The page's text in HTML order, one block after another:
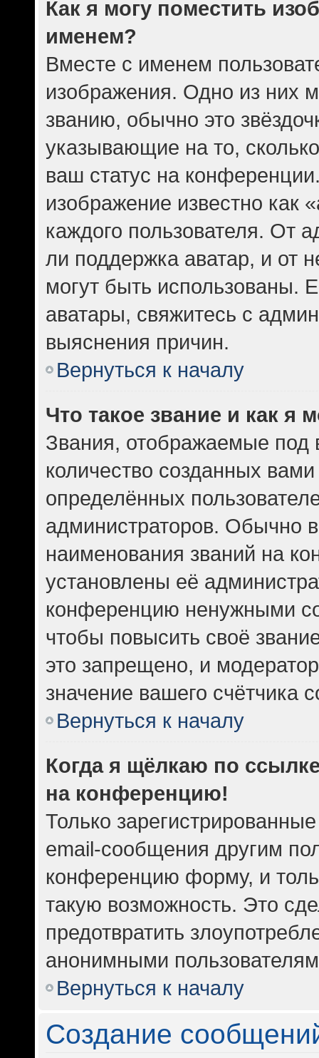
Как я могу поместить
именем?
Вместе с именем
изображения. Одно из них
званию, обычно это
указывающие на то,
ваш статус на
изображение известно как
каждого пользователя. От
ли поддержка аватар, и от
могут быть использованы.
аватары, свяжитесь с
выяснения причин.
Вернуться к началу
Что такое звание и как я
Звания, отображаемые
количество созданных
определённых
администраторов. Обычно
наименования званий на
установлены её
конференцию ненужными
чтобы повысить своё
это запрещено, и
значение вашего счётчика
Вернуться к началу
Когда я щёлкаю по
на конференцию!
Только
email-сообщения другим
конференцию форму, и
такую возможность. Это
предотвратить
анонимными
Вернуться к началу
Создание